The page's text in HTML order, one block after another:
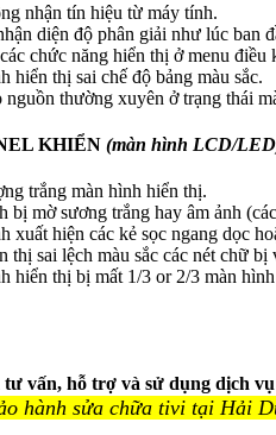
nhận tín hiệu từ máy tính.
diện độ phân giải như lúc ban
chức năng hiển thị ở menu điều
hiển thị sai chế độ bảng màu sắc.
nguồn thường xuyên ở trạng thái
KHIỂN (màn hình LCD/
trắng màn hình hiển thị.
bị mờ sương trắng hay âm ảnh
xuất hiện các kẻ sọc ngang dọc
thị sai lệch màu sắc các nét chữ bị
hiển thị bị mất 1/3 or 2/3 màn
vấn, hỗ trợ và sử dụng dịch
hành sửa chữa tivi tại Hải